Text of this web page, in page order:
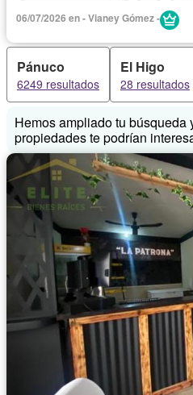
Sin
06/07/2026 en - Vianey Gómez -
Pánuco
6249 resultados
El Higo
28 resultados
Hemos ampliado tu búsqueda
propiedades te podrían